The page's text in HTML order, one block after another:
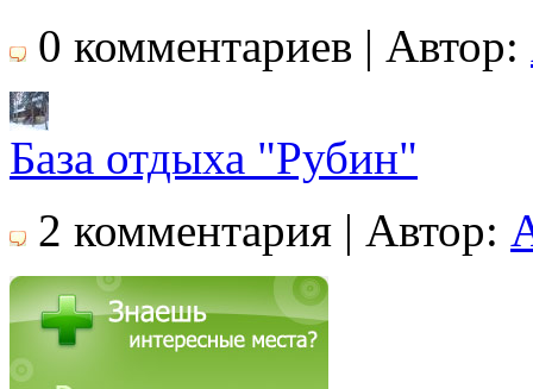
0 комментариев | Автор:
База отдыха "Рубин"
2 комментария | Автор: